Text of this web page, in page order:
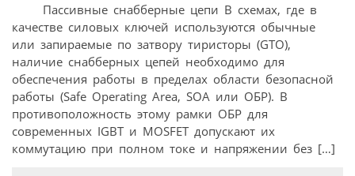
Пассивные снабберные цепи В схемах, где в
качестве силовых ключей используются обычные
или запираемые по затвору тиристоры (GTO),
наличие снабберных цепей необходимо для
обеспечения работы в пределах области безопасной
работы (Safe Operating Area, SOA или ОБР). В
противоположность этому рамки ОБР для
современных IGBT и MOSFET допускают их
коммутацию при полном токе и напряжении без […]